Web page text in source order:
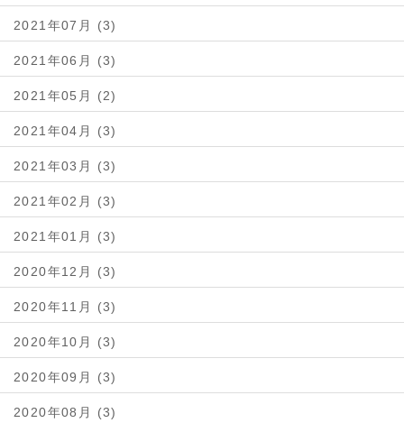
2021年07月 (3)
2021年06月 (3)
2021年05月 (2)
2021年04月 (3)
2021年03月 (3)
2021年02月 (3)
2021年01月 (3)
2020年12月 (3)
2020年11月 (3)
2020年10月 (3)
2020年09月 (3)
2020年08月 (3)